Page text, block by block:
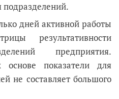
подразделений.
дней активной работы
результативности
предприятия.
показатели для
не составляет большого